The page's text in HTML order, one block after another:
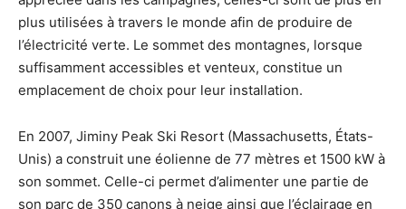
plus utilisées à travers le monde afin de produire de
l’électricité verte. Le sommet des montagnes, lorsque
suffisamment accessibles et venteux, constitue un
emplacement de choix pour leur installation.
En 2007, Jiminy Peak Ski Resort (Massachusetts, États-
Unis) a construit une éolienne de 77 mètres et 1500 kW à
son sommet. Celle-ci permet d’alimenter une partie de
son parc de 350 canons à neige ainsi que l’éclairage en